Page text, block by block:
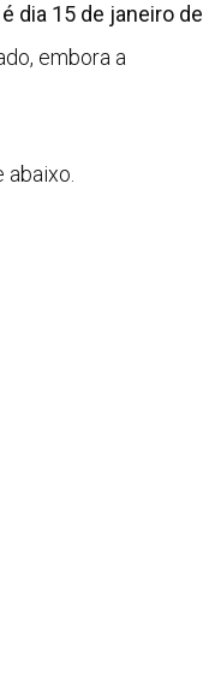
dia 15 de janeiro de
embora a